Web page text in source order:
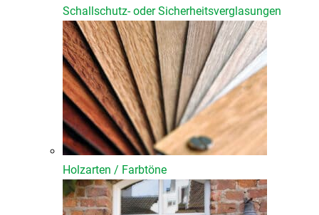
Schallschutz- oder Sicherheitsverglasungen
Holzarten / Farbtöne